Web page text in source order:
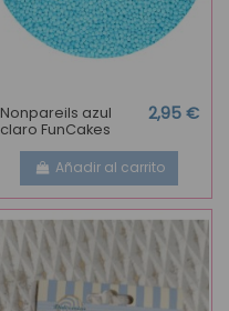
Nonpareils azul
claro FunCakes
2,95 €
Añadir al carrito